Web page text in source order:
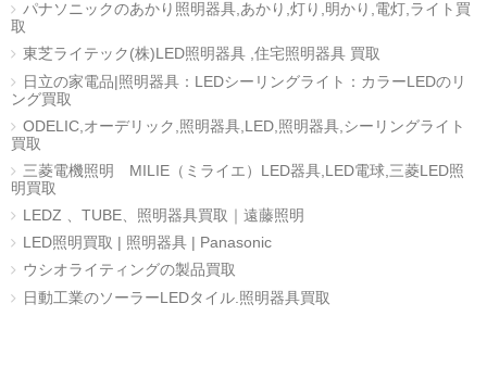
パナソニックのあかり照明器具,あかり,灯り,明かり,電灯,ライト買
取
東芝ライテック(株)LED照明器具 ,住宅照明器具 買取
日立の家電品|照明器具：LEDシーリングライト：カラーLEDのリ
ング買取
ODELIC,オーデリック,照明器具,LED,照明器具,シーリングライト
買取
三菱電機照明 MILIE（ミライエ）LED器具,LED電球,三菱LED照
明買取
LEDZ 、TUBE、照明器具買取｜遠藤照明
LED照明買取 | 照明器具 | Panasonic
ウシオライティングの製品買取
日動工業のソーラーLEDタイル.照明器具買取